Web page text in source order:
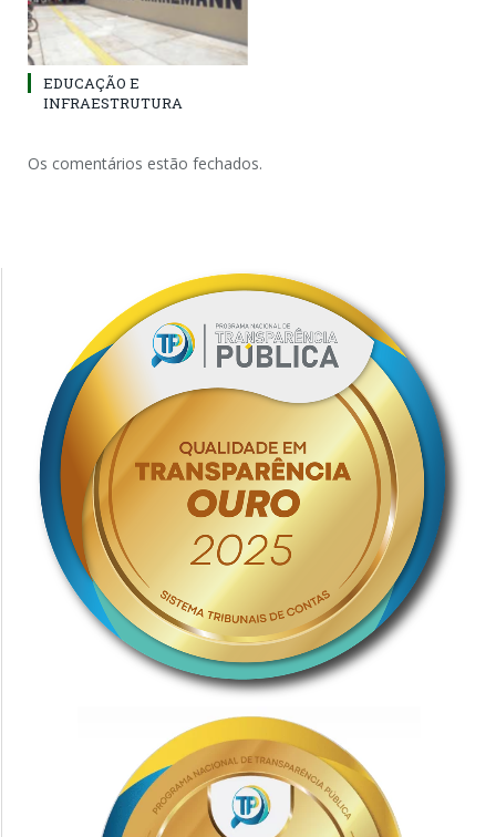
EDUCAÇÃO E
INFRAESTRUTURA
Os comentários estão fechados.